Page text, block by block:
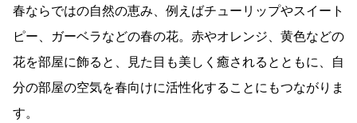
春ならではの自然の恵み、例えばチューリップやスイート
ピー、ガーベラなどの春の花。赤やオレンジ、黄色などの
花を部屋に飾ると、見た目も美しく癒されるとともに、自
分の部屋の空気を春向けに活性化することにもつながりま
す。